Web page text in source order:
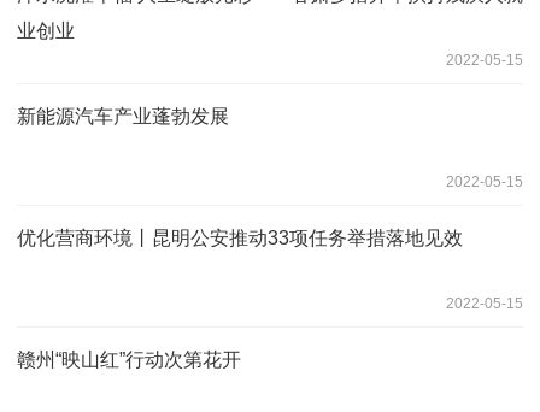
业创业
2022-05-15
新能源汽车产业蓬勃发展
2022-05-15
优化营商环境丨昆明公安推动33项任务举措落地见效
2022-05-15
赣州“映山红”行动次第花开